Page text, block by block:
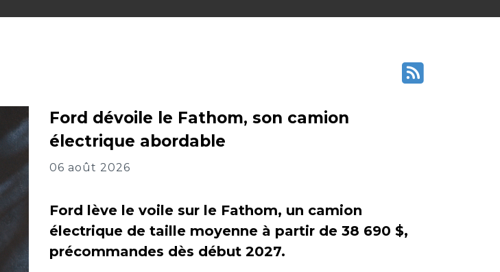
Ford dévoile le Fathom, son camion
électrique abordable
06 août 2026
Ford lève le voile sur le Fathom, un camion
électrique de taille moyenne à partir de 38 690 $,
précommandes dès début 2027.